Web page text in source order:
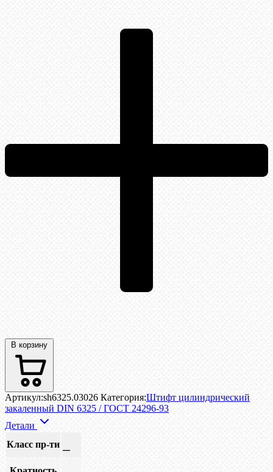
В корзину
Артикул:sh6325.03026 Категория:Штифт цилиндрический
закаленный DIN 6325 / ГОСТ 24296-93
Детали
Класс пр-ти —